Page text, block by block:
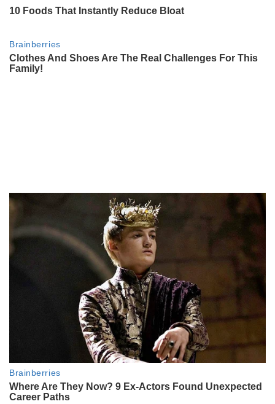
La razón por la que algunas
plantas empiezan a inclinarse
LIFESTYLE
Cómo saber si tu planta necesita
menos agua durante el invierno
LIFESTYLE
Qué significa cuando tu planta
deja de crecer durante el invierno
y cuándo es normal
LIFESTYLE
5 cosas que tenés que hacer el
domingo para empezar la semana